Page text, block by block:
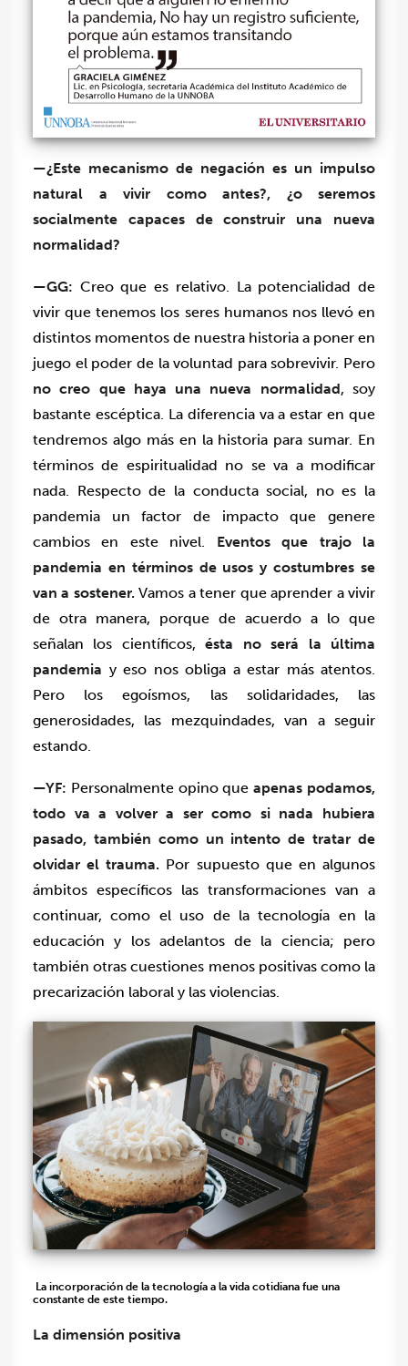
—¿Este mecanismo de negación es un impulso
natural a vivir como antes?, ¿o seremos
socialmente capaces de construir una nueva
normalidad?
—GG: Creo que es relativo. La potencialidad de
vivir que tenemos los seres humanos nos llevó en
distintos momentos de nuestra historia a poner en
juego el poder de la voluntad para sobrevivir. Pero
no creo que haya una nueva normalidad, soy
bastante escéptica. La diferencia va a estar en que
tendremos algo más en la historia para sumar. En
términos de espiritualidad no se va a modificar
nada. Respecto de la conducta social, no es la
pandemia un factor de impacto que genere
cambios en este nivel. Eventos que trajo la
pandemia en términos de usos y costumbres se
van a sostener. Vamos a tener que aprender a vivir
de otra manera, porque de acuerdo a lo que
señalan los científicos,ésta no será la última
pandemia y eso nos obliga a estar más atentos.
Pero los egoísmos, las solidaridades, las
generosidades, las mezquindades, van a seguir
estando.
—YF: Personalmente opino queapenas podamos,
todo va a volver a ser como si nada hubiera
pasado, también como un intento de tratar de
olvidar el trauma. Por supuesto que en algunos
ámbitos específicos las transformaciones van a
continuar, como el uso de la tecnología en la
educación y los adelantos de la ciencia; pero
también otras cuestiones menos positivas como la
precarización laboral y las violencias.
La incorporación de la tecnología a la vida cotidiana fue una
constante de este tiempo.
La dimensión positiva